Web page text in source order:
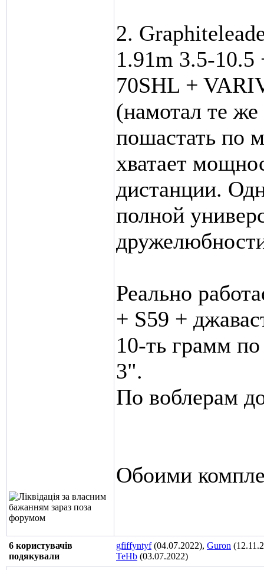
2.
1.91m 3.5-
70SHL +
(намотал те
пошастать по
хватает
дистанции.
полной
Реально
+ S59 +
10-ть грамм
3".
По воблерам
Обоими
6 користувачів
подякували
gfiffyntyf(04.07.2022), Guron
TeHb (03.07.2022)